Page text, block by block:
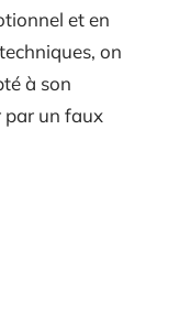
et en
on
à son
par un faux